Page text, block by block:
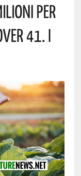
Per
41. I